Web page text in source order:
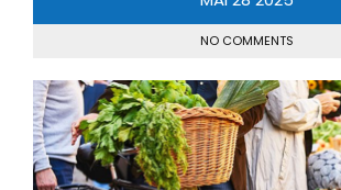
NO COMMENTS